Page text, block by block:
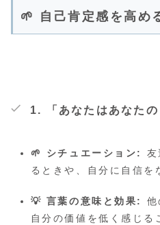
🌱 自己肯定感を高め
1. 「あなたはあなたの
🌱 シチュエーション:
友
るときや、自分に自信を
💡 言葉の意味と効果:
他
自分の価値を低く感じる